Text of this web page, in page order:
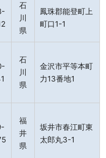
石
川
県
鳳珠郡能登町上
町口1-1
石
川
県
金沢市平等本町
力13番地1
福
井
県
坂井市春江町東
太郎丸3-1